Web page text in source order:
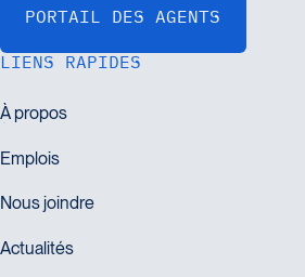
LIENS RAPIDES